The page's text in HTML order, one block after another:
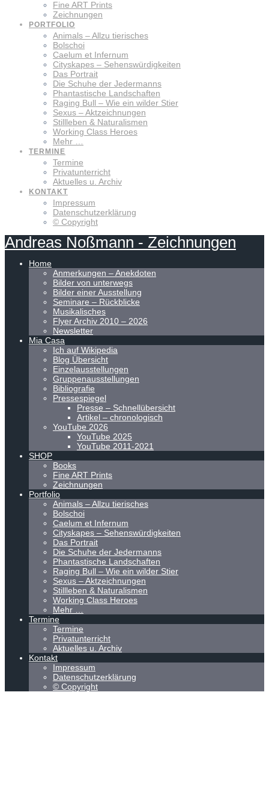
Fine ART Prints
Zeichnungen
PORTFOLIO
Animals – Allzu tierisches
Bolschoi
Caelum et Infernum
Cityskapes – Sehenswürdigkeiten
Das Portrait
Die Schuhe der Jedermanns
Phantastische Landschaften
Raging Bull – Wie ein wilder Stier
Sexus – Aktzeichnungen
Stillleben & Naturalismen
Working Class Heroes
Mehr …
TERMINE
Termine
Privatunterricht
Aktuelles u. Archiv
KONTAKT
Impressum
Datenschutzerklärung
© Copyright
Andreas Noßmann - Zeichnungen
Home
Anmerkungen – Anekdoten
Bilder von unterwegs
Bilder einer Ausstellung
Seminare – Rückblicke
Musikalisches
Flyer Archiv 2010 – 2026
Newsletter
Mia Casa
Ich auf Wikipedia
Blog Übersicht
Einzelausstellungen
Gruppenausstellungen
Bibliografie
Pressespiegel
Presse – Schnellübersicht
Artikel – chronologisch
YouTube 2026
YouTube 2025
YouTube 2011-2021
SHOP
Books
Fine ART Prints
Zeichnungen
Portfolio
Animals – Allzu tierisches
Bolschoi
Caelum et Infernum
Cityskapes – Sehenswürdigkeiten
Das Portrait
Die Schuhe der Jedermanns
Phantastische Landschaften
Raging Bull – Wie ein wilder Stier
Sexus – Aktzeichnungen
Stillleben & Naturalismen
Working Class Heroes
Mehr …
Termine
Termine
Privatunterricht
Aktuelles u. Archiv
Kontakt
Impressum
Datenschutzerklärung
© Copyright